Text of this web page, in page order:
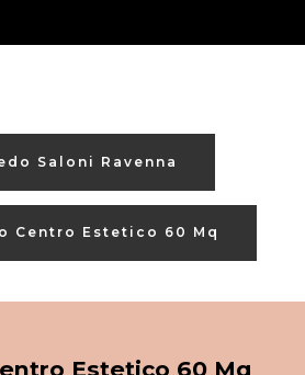
Saloni Ravenna
Centro Estetico 60 Mq
Estetico 60 Mq